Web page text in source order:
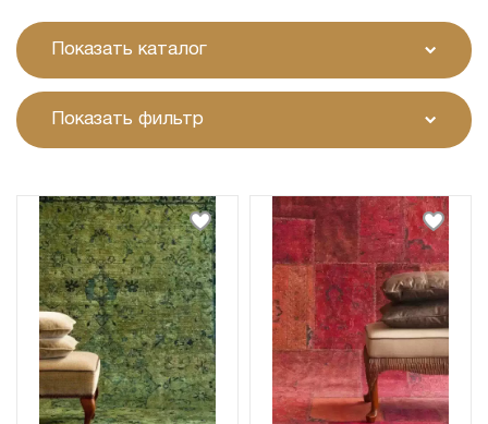
Показать каталог
Показать фильтр